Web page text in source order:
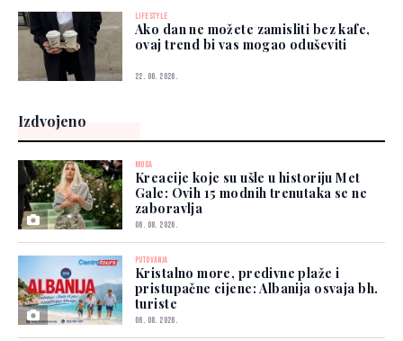
LIFESTYLE
Ako dan ne možete zamisliti bez kafe,
ovaj trend bi vas mogao oduševiti
22. 06. 2026.
Izdvojeno
MODA
Kreacije koje su ušle u historiju Met
Gale: Ovih 15 modnih trenutaka se ne
zaboravlja
06. 08. 2026.
PUTOVANJA
Kristalno more, predivne plaže i
pristupačne cijene: Albanija osvaja bh.
turiste
06. 08. 2026.